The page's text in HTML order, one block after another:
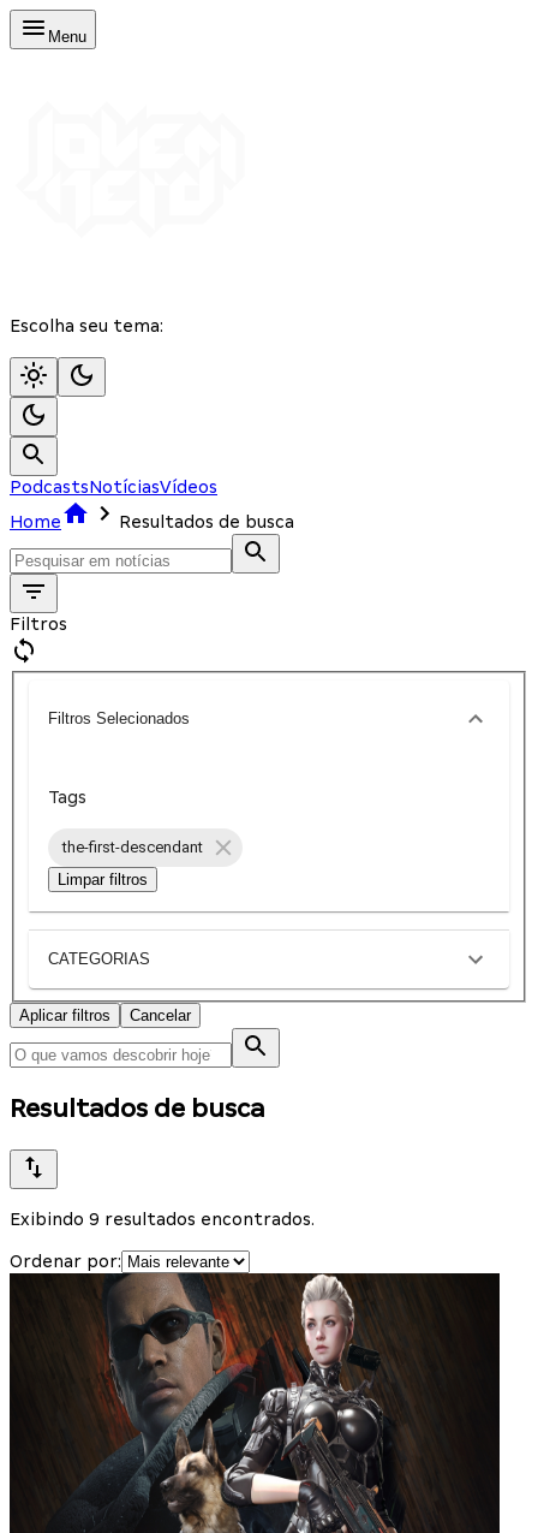
Menu
Escolha seu tema:
PodcastsNotíciasVídeos
Home
Resultados de busca
Filtros
Filtros Selecionados
Tags
the-first-descendant
Limpar filtros
CATEGORIAS
Aplicar filtros Cancelar
Resultados de busca
Exibindo 9 resultados encontrados.
Ordenar por: